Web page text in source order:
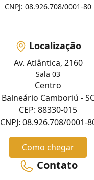
CNPJ: 08.926.708/0001-80
Localização
Av. Atlântica, 2160
Sala 03
Centro
Balneário Camboriú -
CEP: 88330-015
CNPJ: 08.926.708/0001-
Como chegar
Contato